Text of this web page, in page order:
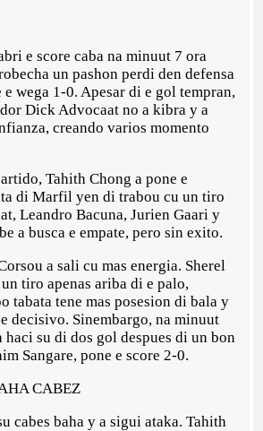
e score caba na minuut 7 ora
un pashon perdi den defensa
wega 1-0. Apesar di e gol tempran,
Dick Advocaat no a kibra y a
creando varios momento
Tahith Chong a pone e
di Marfil yen di trabou cu un tiro
Leandro Bacuna, Jurien Gaari y
a busca e empate, pero sin exito.
a sali cu mas energia. Sherel
tiro apenas ariba di e palo,
tabata tene mas posesion di bala y
decisivo. Sinembargo, na minuut
haci su di dos gol despues di un bon
Sangare, pone e score 2-0.
CABEZ
cabes baha y a sigui ataka. Tahith